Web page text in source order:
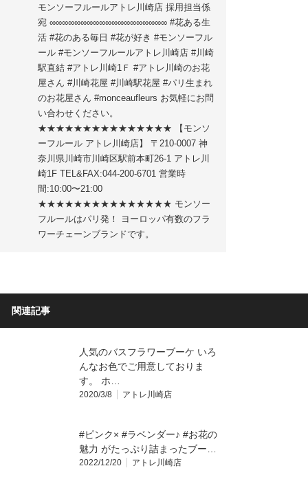
モンソーフルールアトレ川崎店 採用担当係
宛 ∞∞∞∞∞∞∞∞∞∞∞∞∞∞∞∞∞∞∞ #花ある生
活 #花のある毎日 #花が好き #モンソーフル
ール #モンソーフルールアトレ川崎店 #川崎
駅直結 #アトレ川崎1Ｆ #アトレ川崎のお花
屋さん #川崎花屋 #川崎駅花屋 #パリ生まれ
のお花屋さん #monceaufleurs お気軽にお問
い合わせください。
★★★★★★★★★★★★★★★ 【モンソ
ーフルール アトレ川崎店】 〒210-0007 神
奈川県川崎市川崎区駅前本町26-1 アトレ川
崎1F TEL&FAX:044-200-6701 営業時
間:10:00〜21:00
★★★★★★★★★★★★★★★ モンソー
フルールはパリ発！ ヨーロッパ有数のフラ
ワーチェーンブランドです。
関連記事
人気のバスフラワーブーケ いろ
んなお色でご用意しておりま
す。 ホ…
2020/3/8 アトレ川崎店
#ピンク× #ラベンダー♪ #お花の
魅力 がたっぷり詰まったブー…
2022/12/20 アトレ川崎店